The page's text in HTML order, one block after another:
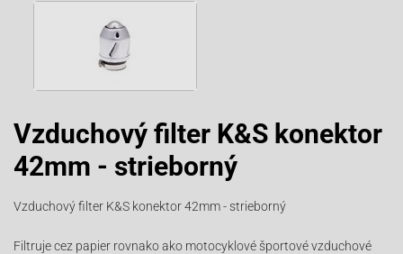
Vzduchový filter K&S konektor
42mm - strieborný
Vzduchový filter K&S konektor 42mm - strieborný
Filtruje cez papier rovnako ako motocyklové športové vzduchové